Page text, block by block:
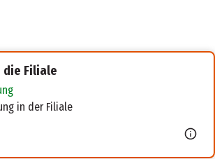
Filiale
in der Filiale